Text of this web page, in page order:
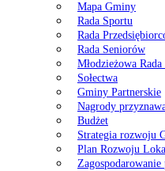
Mapa Gminy
Rada Sportu
Rada
Rada Seniorów
Młodzieżowa
Sołectwa
Gminy Partnerskie
Nagrody
Budżet
Strategia rozwoju
Plan Rozwoju
Zagospodarowanie